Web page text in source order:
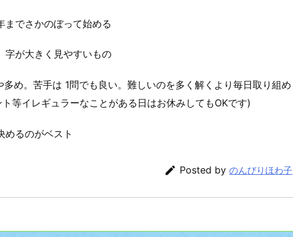
までさかのぼって始める
字が大きく見やすいもの
多め。苦手は 1問でも良い。難しいのを多く解くより毎日取り組め
等イレギュラーなことがある日はお休みしてもOKです)
めるのがベスト
 Posted by のんびりほわ子